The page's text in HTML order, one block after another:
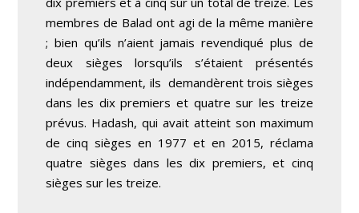
membres de Balad ont agi de la même manière
; bien qu’ils n’aient jamais revendiqué plus de
deux sièges lorsqu’ils s’étaient présentés
indépendamment, ils demandèrent trois sièges
dans les dix premiers et quatre sur les treize
prévus. Hadash, qui avait atteint son maximum
de cinq sièges en 1977 et en 2015, réclama
quatre sièges dans les dix premiers, et cinq
sièges sur les treize.